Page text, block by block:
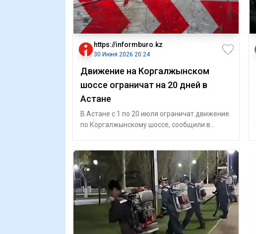
https://informburo.kz
30 Июня 2026 20:24
Движение на Коргалжынском
шоссе ограничат на 20 дней в
Астане
В Астане с 1 по 20 июля ограничат движение
по Коргалжынскому шоссе, сообщили в